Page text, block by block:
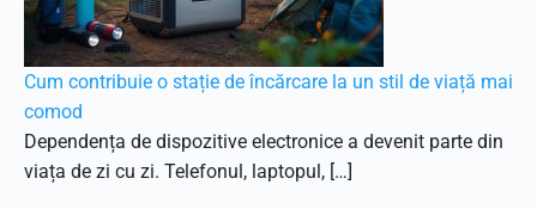
Cum contribuie o stație de încărcare la un stil de viață mai
comod
Dependența de dispozitive electronice a devenit parte din
viața de zi cu zi. Telefonul, laptopul, […]